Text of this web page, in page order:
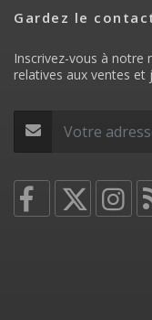
Gardez le
Inscrivez-vous à notre
relatives aux ventes et